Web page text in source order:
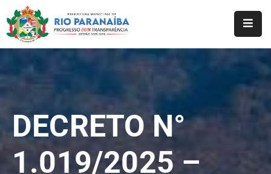
Prefeitura
Notícias
DECRETO N°
1.019/2025 –